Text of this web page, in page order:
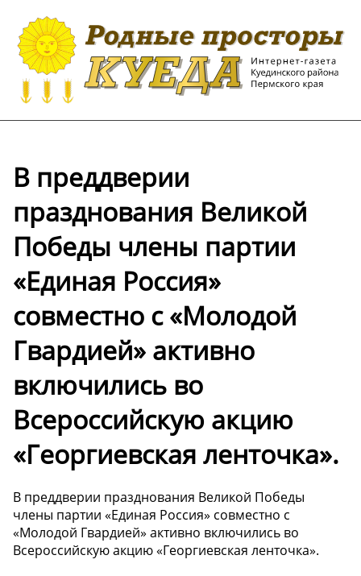
В преддверии
празднования Великой
Победы члены партии
«Единая Россия»
совместно с «Молодой
Гвардией» активно
включились во
Всероссийскую акцию
«Георгиевская ленточка».
В преддверии празднования Великой Победы
члены партии «Единая Россия» совместно с
«Молодой Гвардией» активно включились во
Всероссийскую акцию «Георгиевская ленточка».